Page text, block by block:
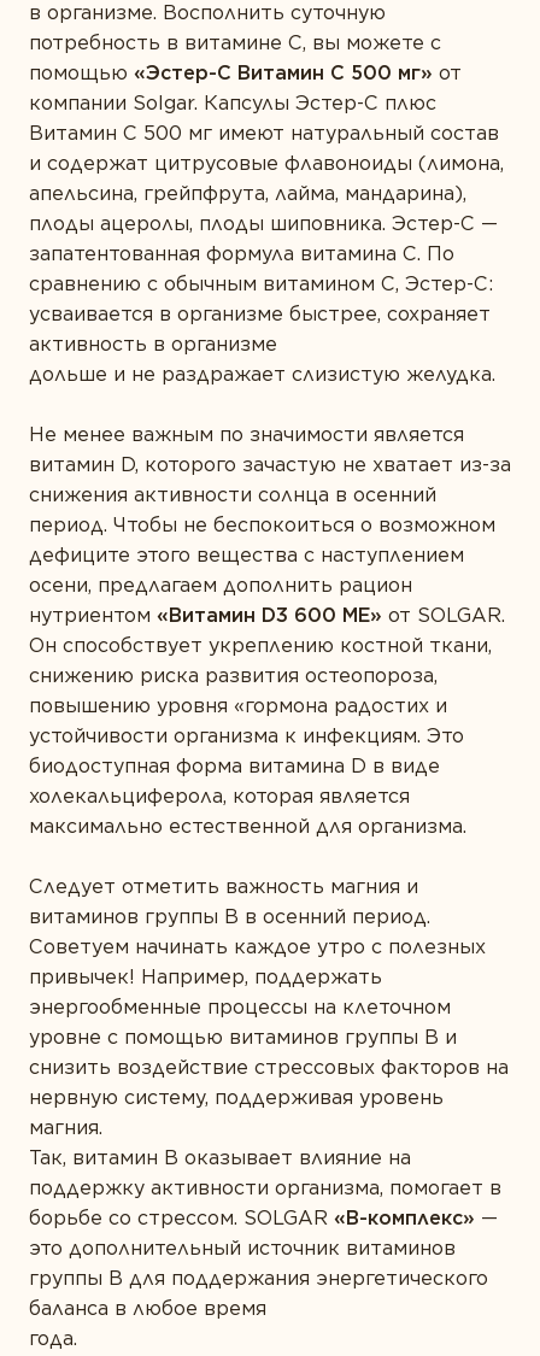
Минералы
Пробиотики
Растения
Ферменты
в организме. Восполнить суточную
потребность в витамине С, вы можете с
помощью «Эстер-С Витамин С 500 мг» от
компании Solgar. Капсулы Эстер-С плюс
Витамин С 500 мг имеют натуральный состав
и содержат цитрусовые флавоноиды (лимона,
апельсина, грейпфрута, лайма, мандарина),
плоды ацеролы, плоды шиповника. Эстер-С —
запатентованная формула витамина С. По
сравнению с обычным витамином С, Эстер-С:
усваивается в организме быстрее, сохраняет
активность в организме
дольше и не раздражает слизистую желудка.
Не менее важным по значимости является
витамин D, которого зачастую не хватает из-за
снижения активности солнца в осенний
период. Чтобы не беспокоиться о возможном
дефиците этого вещества с наступлением
осени, предлагаем дополнить рацион
нутриентом «Витамин D3 600 ME» от SOLGAR.
Он способствует укреплению костной ткани,
снижению риска развития остеопороза,
повышению уровня «гормона радостих и
устойчивости организма к инфекциям. Это
биодоступная форма витамина D в виде
холекальциферола, которая является
максимально естественной для организма.
Следует отметить важность магния и
витаминов группы B в осенний период.
Советуем начинать каждое утро с полезных
привычек! Например, поддержать
энергообменные процессы на клеточном
уровне с помощью витаминов группы В и
снизить воздействие стрессовых факторов на
нервную систему, поддерживая уровень
магния.
Так, витамин B оказывает влияние на
поддержку активности организма, помогает в
борьбе со стрессом. SOLGAR «В-комплекс» —
это дополнительный источник витаминов
группы В для поддержания энергетического
баланса в любое время
года.